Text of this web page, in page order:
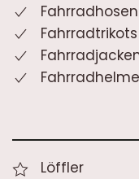
Fahrradhelme
Löffler